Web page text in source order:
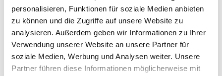
personalisieren, Funktionen für soziale Medien anbieten
zu können und die Zugriffe auf unsere Website zu
analysieren. Außerdem geben wir Informationen zu Ihrer
Verwendung unserer Website an unsere Partner für
soziale Medien, Werbung und Analysen weiter. Unsere
Partner führen diese Informationen möglicherweise mit
Bedrohungen frühzeitig erkanntwerden. Alle
Inhalte werden standardmäßig verschlüsselt,
sowohl bei der Speicherung als auch während der
Übertragung. Unternehmen können darüber hinaus
genau festlegen, wer auf welche Daten zugreifen
darf, etwa über Rollen, Richtlinien oder den Einsatz
privater Endpunkte.